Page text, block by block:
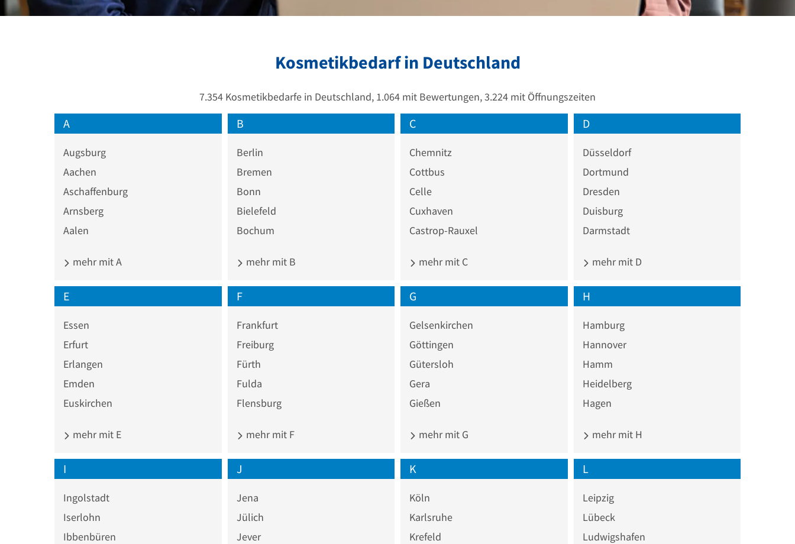
Kosmetikbedarf in Deutschland
7.354 Kosmetikbedarfe in Deutschland, 1.064 mit Bewertungen, 3.224 mit Öffnungszeiten
A
Augsburg
Aachen
Aschaffenburg
Arnsberg
Aalen
mehr mit A
B
Berlin
Bremen
Bonn
Bielefeld
Bochum
mehr mit B
C
Chemnitz
Cottbus
Celle
Cuxhaven
Castrop-Rauxel
mehr mit C
D
Düsseldorf
Dortmund
Dresden
Duisburg
Darmstadt
mehr mit D
E
Essen
Erfurt
Erlangen
Emden
Euskirchen
mehr mit E
F
Frankfurt
Freiburg
Fürth
Fulda
Flensburg
mehr mit F
G
Gelsenkirchen
Göttingen
Gütersloh
Gera
Gießen
mehr mit G
H
Hamburg
Hannover
Hamm
Heidelberg
Hagen
mehr mit H
I
Ingolstadt
Iserlohn
Ibbenbüren
J
Jena
Jülich
Jever
K
Köln
Karlsruhe
Krefeld
L
Leipzig
Lübeck
Ludwigshafen